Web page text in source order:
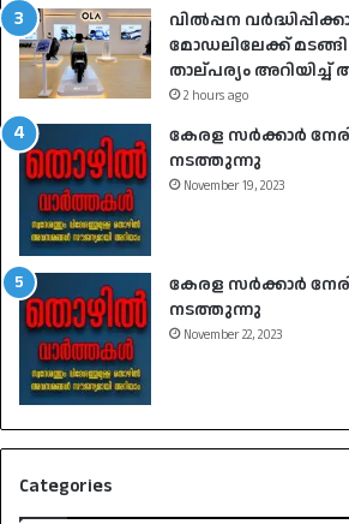
വിൽപ്പന
മോഡലിലേക്ക്
താല്പര്യം
2 hours ago
കേരള സർക്കാർ
നടത്തുന്നു
November 19, 2023
കേരള സർക്കാർ
നടത്തുന്നു
November 22, 2023
Categories